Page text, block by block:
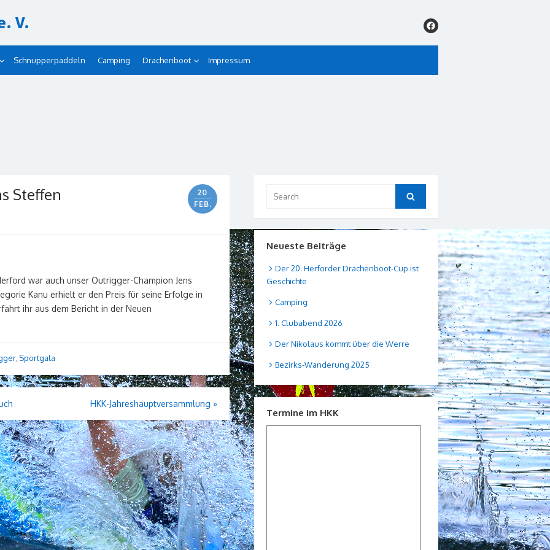
V.
Schnupperpaddeln Camping Drachenboot Impressum
Steffen
20
FEB.
war auch unser Outrigger-Champion Jens
Kanu erhielt er den Preis für seine Erfolge in
ihr aus dem Bericht in der Neuen
, Sportgala
HKK-Jahreshauptversammlung »
for:
Search
Neueste Beiträge
Der 20. Herforder Drachenboot-Cup ist
Geschichte
Camping
1. Clubabend 2026
Der Nikolaus kommt über die Werre
Bezirks-Wanderung 2025
Termine im HKK